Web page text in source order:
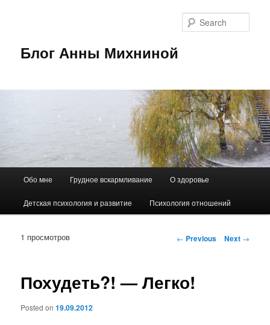
Блог Анны Михниной
Skip
to
Обо мне Грудное вскармливание О здоровье
Детская психология и развитие Психология отношений
1 просмотров
Post
← Previous Next →
Похудеть?! — Легко!
Posted on19.09.2012